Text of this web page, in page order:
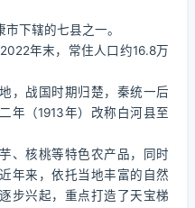
下辖的七县之一。
年末，常住人口约16.8万
，战国时期归楚，秦统一后
年（1913年）改称白河县至
、核桃等特色农产品，同时
年来，依托当地丰富的自然
步兴起，重点打造了天宝梯